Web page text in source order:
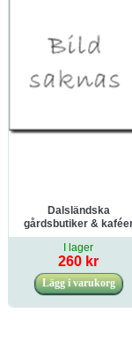
Dalsländska
gårdsbutiker &
I lager
260 kr